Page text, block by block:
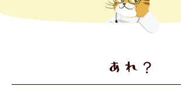
あれ？